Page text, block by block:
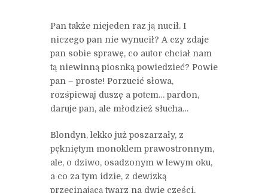
Pan także niejeden raz ją nucił. I
niczego pan nie wynucił? A czy zdaje
pan sobie sprawę, co autor chciał nam
tą niewinną piosnką powiedzieć? Powie
pan – proste! Porzucić słowa,
rozśpiewaj duszę a potem… pardon,
daruje pan, ale młodzież słucha…
Blondyn, lekko już poszarzały, z
pękniętym monoklem prawostronnym,
ale, o dziwo, osadzonym w lewym oku,
a co za tym idzie, z dewizką
przecinającą twarz na dwie części,